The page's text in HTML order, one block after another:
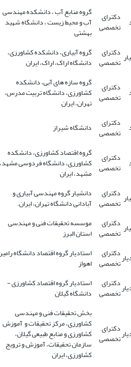
دکترای
تخصصی
گروه منابع آب ، دانشکده مهندسی
آب و محیط زیست ، دانشگاه شهید
بهشتی
دکترای
تخصصی
گروه آبیاری، دانشکده کشاورزی،
دانشگاه اراک، اراک، ایران
دکترای
تخصصی
گروه سازه های آبی، دانشکده
کشاورزی، دانشگاه تربیت مدرس،
تهران، ایران
دکترای
تخصصی دانشگاه شیراز
دکترای
تخصصی
گروه اقتصاد کشاورزی، دانشکده
کشاورزی، دانشگاه فردوسی مشهد،
مشهد، ایران
دکترای
تخصصی
دانشیار گروه مهندسی آبیاری و
آبادانی دانشگاه تهران، ایران.
دکترای
تخصصی
موسسه تحقیقات فنی و مهندسی
استان البرز
دکترای
تخصصی
استادیار گروه اقتصاد دانشگاه
اهواز
دکترای
تخصصی
استادیار گروه اقتصاد کشاورزی -
دانشگاه گیلان
دکترای
تخصصی
بخش تحقیقات فنی و مهندسی
کشاورزی، مرکز تحقیقات و آموزش
کشاورزی و منابع طبیعی گیلان،
سازمان تحقیقات، آموزش و ترویج
کشاورزی، ایران